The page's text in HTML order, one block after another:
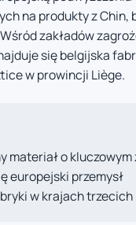
na produkty z Chin,
zakładów
się belgijska
w prowincji Liège.
materiał o kluczowym
europejski przemysł
w krajach trzecich